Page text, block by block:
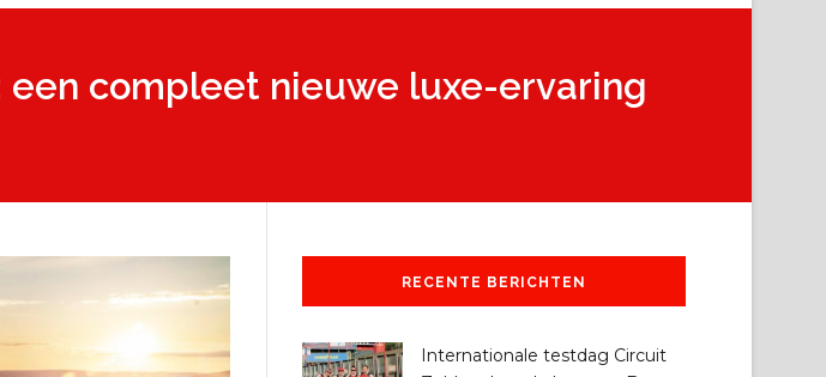
een compleet nieuwe luxe-ervaring
RECENTE BERICHTEN
Internationale testdag Circuit